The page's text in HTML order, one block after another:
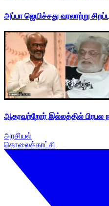
அப்பா ஜெயிச்சது வரலாற்று
ஆதரவற்றோர் இல்லத்தில் பிரபல
அரசியல்
தொலைக்காட்சி